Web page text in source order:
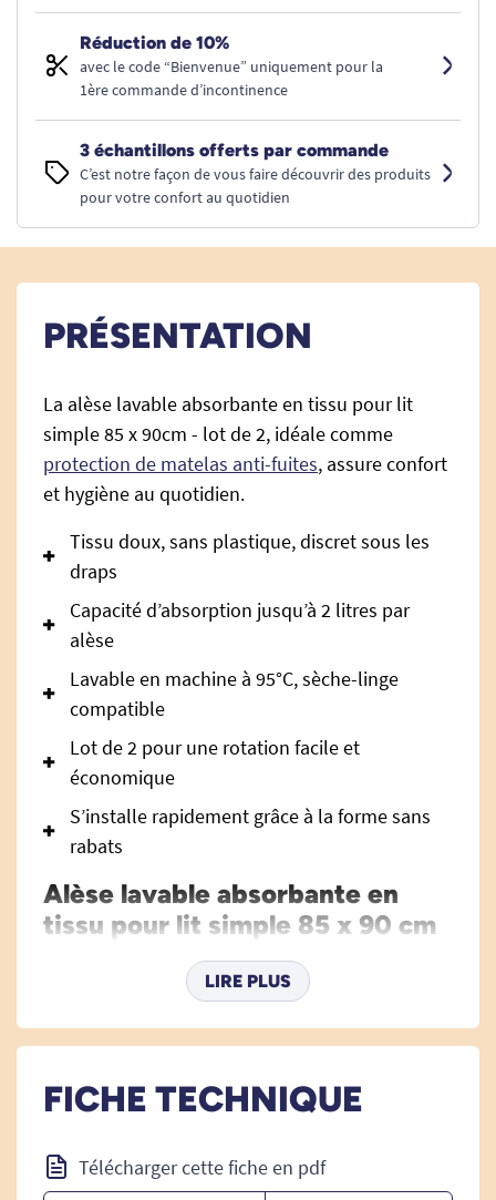
Réduction de 10%
avec le code “Bienvenue” uniquement pour la
1ère commande d’incontinence
3 échantillons offerts par commande
C’est notre façon de vous faire découvrir des produits
pour votre confort au quotidien
PRÉSENTATION
La alèse lavable absorbante en tissu pour lit
simple 85 x 90cm - lot de 2, idéale comme
protection de matelas anti-fuites, assure confort
et hygiène au quotidien.
Tissu doux, sans plastique, discret sous les
draps
Capacité d’absorption jusqu’à 2 litres par
alèse
Lavable en machine à 95°C, sèche-linge
compatible
Lot de 2 pour une rotation facile et
économique
S’installe rapidement grâce à la forme sans
rabats
Alèse lavable absorbante en
tissu pour lit simple 85 x 90 cm
– Lot de 2 : la protection
discrète, efficace et
en toutes circonstances
L’alèse lavable absorbante en tissu pour lit
simple 85 x 90 cm en lot de 2 est conçue pour
offrir à toutes les personnes, enfants comme
adultes, uneprotection literieoptimale contre
LIRE PLUS
FICHE TECHNIQUE
Télécharger cette fiche en pdf